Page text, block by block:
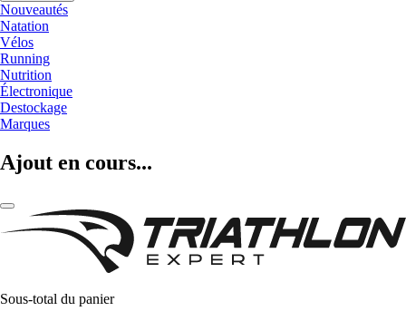
Nouveautés
Natation
Vélos
Running
Nutrition
Électronique
Destockage
Marques
Ajout en cours...
Sous-total du panier